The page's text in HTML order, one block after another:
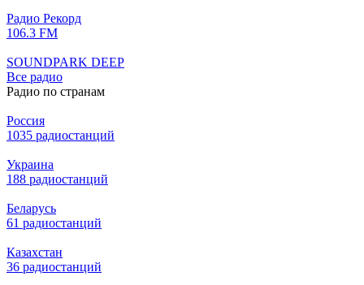
Радио Рекорд
106.3 FM
SOUNDPARK DEEP
Все радио
Радио по странам
Россия
1035 радиостанций
Украина
188 радиостанций
Беларусь
61 радиостанций
Казахстан
36 радиостанций